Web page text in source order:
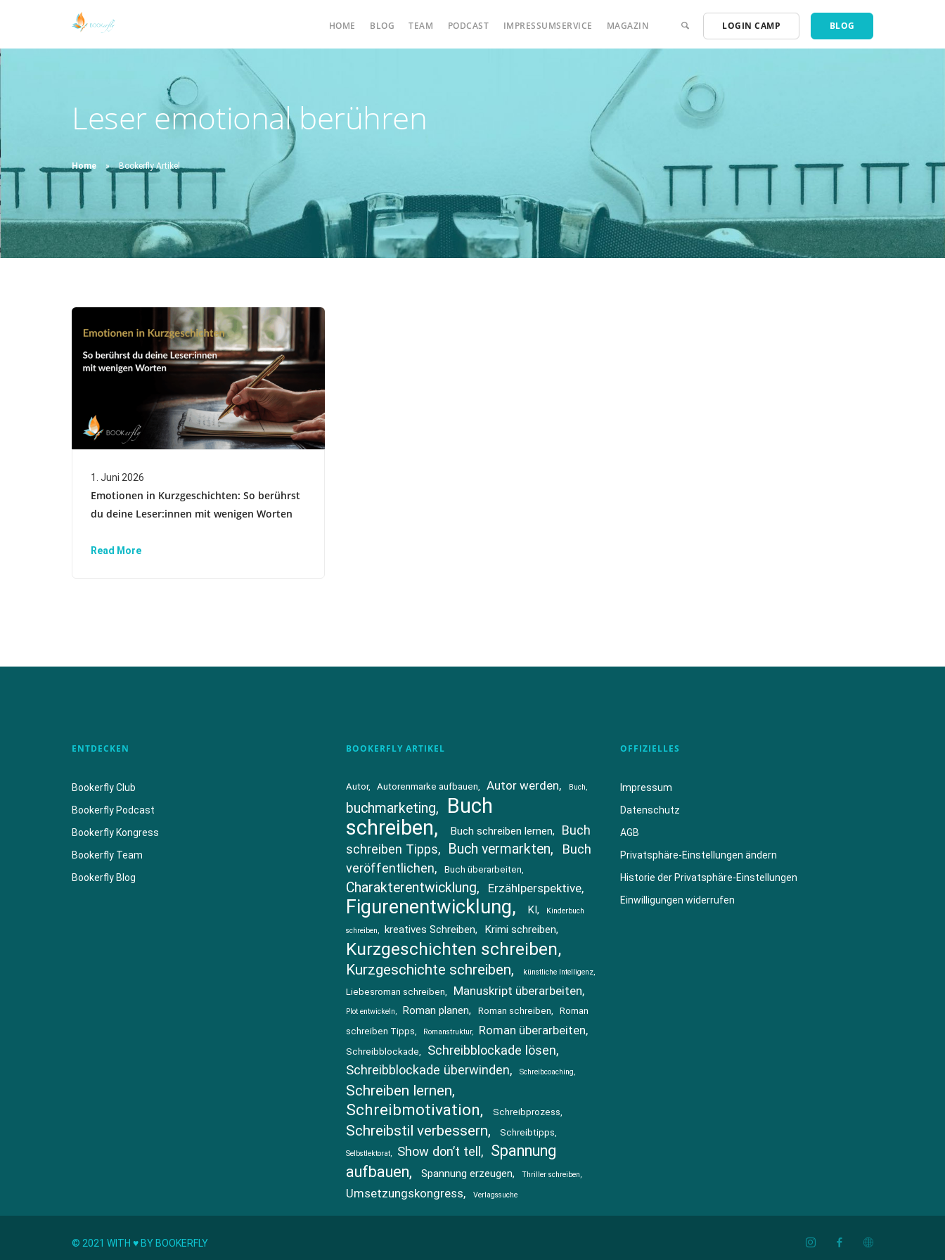
HOME BLOG TEAM PODCAST IMPRESSUMSERVICE MAGAZIN LOGIN CAMP BLOG
Leser emotional berühren
Home Bookerfly Artikel
1. Juni 2026
Emotionen in Kurzgeschichten: So berührst
du deine Leser:innen mit wenigen Worten
Read More
ENTDECKEN
Bookerfly Club
Bookerfly Podcast
Bookerfly Kongress
Bookerfly Team
Bookerfly Blog
BOOKERFLY ARTIKEL
Autor Autorenmarke aufbauen Autor werden Buch
buchmarketing
Buch
schreiben
Buch schreiben lernen
Buch
schreiben Tipps
Buch vermarkten
Buch
veröffentlichen
Buch überarbeiten
Charakterentwicklung Erzählperspektive
Figurenentwicklung KI Kinderbuch
schreiben kreatives Schreiben Krimi schreiben
Kurzgeschichten schreiben
Kurzgeschichte schreiben künstliche Intelligenz
Liebesroman schreiben Manuskript überarbeiten
Plot entwickeln Roman planen Roman schreiben
Roman
schreiben Tipps
Romanstruktur Roman überarbeiten
Schreibblockade
Schreibblockade lösen
Schreibblockade überwinden
Schreibcoaching
Schreiben lernen
Schreibmotivation Schreibprozess
Schreibstil verbessern Schreibtipps
Selbstlektorat Show don’t tell
Spannung
aufbauen
Spannung erzeugen Thriller schreiben
Umsetzungskongress Verlagssuche
OFFIZIELLES
Impressum
Datenschutz
AGB
Privatsphäre-Einstellungen ändern
Historie der Privatsphäre-Einstellungen
Einwilligungen widerrufen
© 2021 WITH ♥︎ BY BOOKERFLY